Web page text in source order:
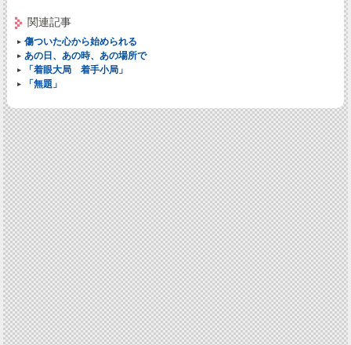
関連記事
傷ついた心から始められる
あの日、あの時、あの場所で
「着眼大局 着手小局」
「無題」